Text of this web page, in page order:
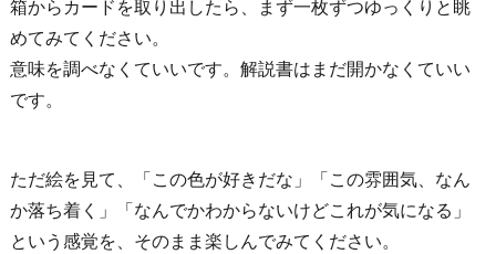
箱からカードを取り出したら、まず一枚ずつゆっくりと眺
めてみてください。
意味を調べなくていいです。解説書はまだ開かなくていい
です。
ただ絵を見て、「この色が好きだな」「この雰囲気、なん
か落ち着く」「なんでかわからないけどこれが気になる」
という感覚を、そのまま楽しんでみてください。